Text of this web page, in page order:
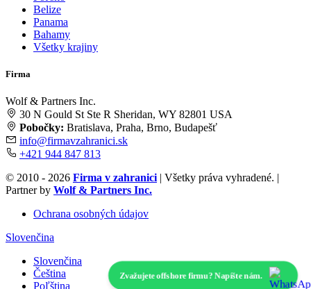
Zvažujete offshore firmu? Napíšte nám.
Belize
Panama
Bahamy
Všetky krajiny
Firma
Wolf & Partners Inc.
30 N Gould St Ste R Sheridan, WY 82801 USA
Pobočky: Bratislava, Praha, Brno, Budapešť
info@firmavzahranici.sk
+421 944 847 813
© 2010 - 2026 Firma v zahranici | Všetky práva vyhradené. |
Partner by Wolf & Partners Inc.
Ochrana osobných údajov
Slovenčina
Slovenčina
Čeština
Poľština